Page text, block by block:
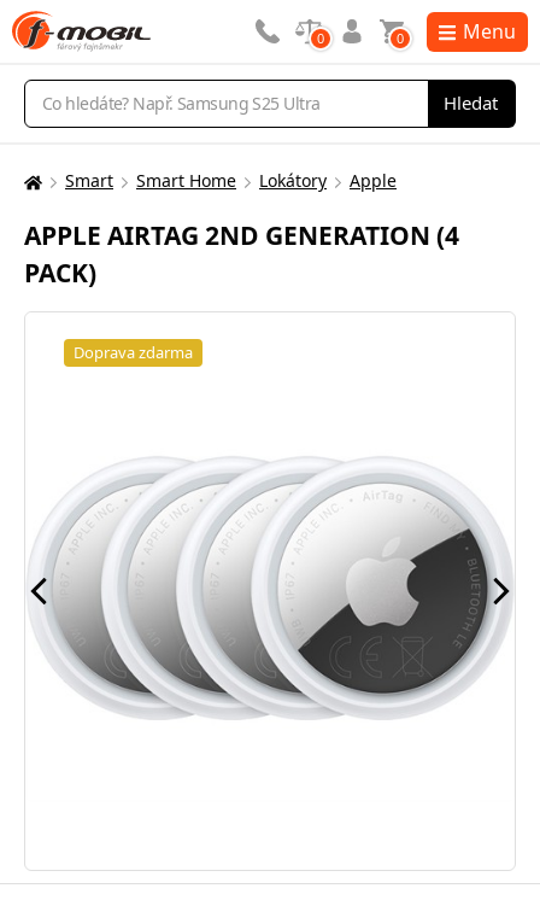
Vyhledávání
Hledat
0 0 Menu
Zde
nacházíte:
Smart Smart Home Lokátory Apple
APPLE AIRTAG 2ND GENERATION (4
PACK)
Doprava zdarma